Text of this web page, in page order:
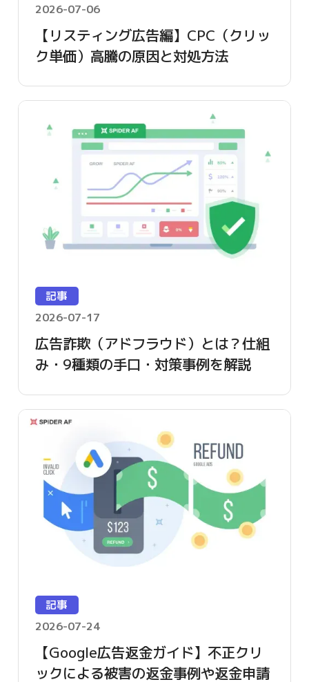
2026-07-06
【リスティング広告編】CPC（クリッ
ク単価）高騰の原因と対処方法
記事
2026-07-17
広告詐欺（アドフラウド）とは？仕組
み・9種類の手口・対策事例を解説
記事
2026-07-24
【Google広告返金ガイド】不正クリ
ックによる被害の返金事例や返金申請